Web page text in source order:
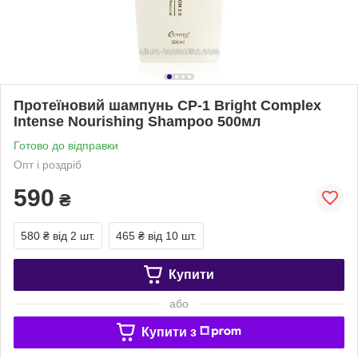
Протеїновий шампунь CP-1 Bright Complex
Intense Nourishing Shampoo 500мл
Готово до відправки
Опт і роздріб
590 ₴
580 ₴ від 2 шт. 465 ₴ від 10 шт.
Купити
або
Купити з